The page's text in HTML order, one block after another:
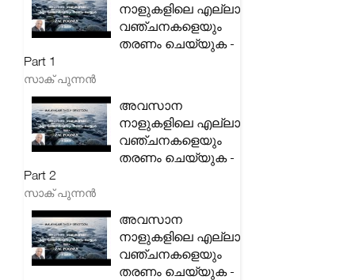
നാളുകളിലെ എല്ലാ
വഞ്ചനകളെയും
തരണം ചെയ്യുക -
Part 1
സാക് പുന്നൻ
അവസാന
നാളുകളിലെ എല്ലാ
വഞ്ചനകളെയും
തരണം ചെയ്യുക -
Part 2
സാക് പുന്നൻ
അവസാന
നാളുകളിലെ എല്ലാ
വഞ്ചനകളെയും
തരണം ചെയ്യുക -